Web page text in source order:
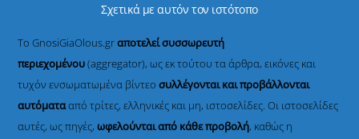
Σχετικά με αυτόν τον ιστότοπο
Το GnosiGiaOlous.grαποτελεί συσσωρευτή
περιεχομένου(aggregator), ως εκ τούτου τα άρθρα, εικόνες και
τυχόν ενσωματωμένα βίντεοσυλλέγονται και προβάλλονται
αυτόματααπό τρίτες, ελληνικές και μη, ιστοσελίδες. Οι ιστοσελίδες
αυτές, ως πηγές,ωφελούνται από κάθε προβολή, καθώς η